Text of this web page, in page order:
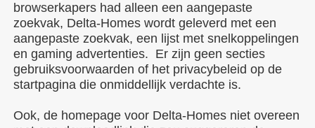
browserkapers had alleen een aangepaste
zoekvak, Delta-Homes wordt geleverd met een
aangepaste zoekvak, een lijst met snelkoppelingen
en gaming advertenties. Er zijn geen secties
gebruiksvoorwaarden of het privacybeleid op de
startpagina die onmiddellijk verdachte is.
Ook, de homepage voor Delta-Homes niet overeen